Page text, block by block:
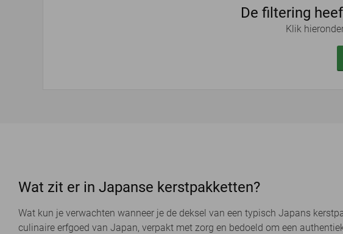
De filtering
Klik
Wat zit er in Japanse kerstpakketten?
Wat kun je verwachten wanneer je de deksel van een typisch Japans
culinaire erfgoed van Japan, verpakt met zorg en bedoeld om een